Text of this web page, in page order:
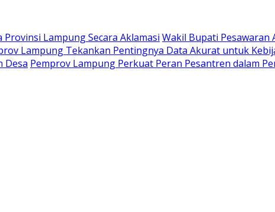
Lampung Secara Aklamasi Wakil Bupati Pesawaran
Lampung Tekankan Pentingnya Data Akurat untuk
Desa Pemprov Lampung Perkuat Peran Pesantren dalam